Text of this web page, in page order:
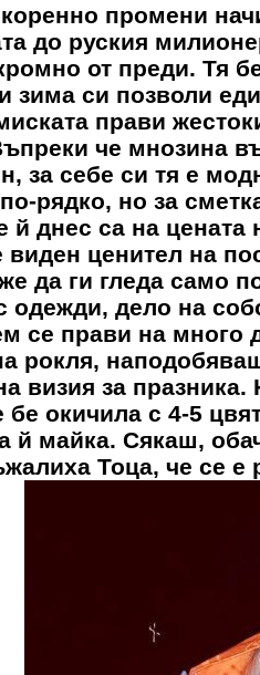
промени
до руския
от преди. Тя
зима си позволи
прави
че мнозина
за себе си тя е
рядко, но за
й днес са на цената
виден ценител на
да ги гледа само
одежди, дело на
се прави на
рокля,
визия за
бе окичила с 4-5
й майка. Сякаш,
Тоца, че се